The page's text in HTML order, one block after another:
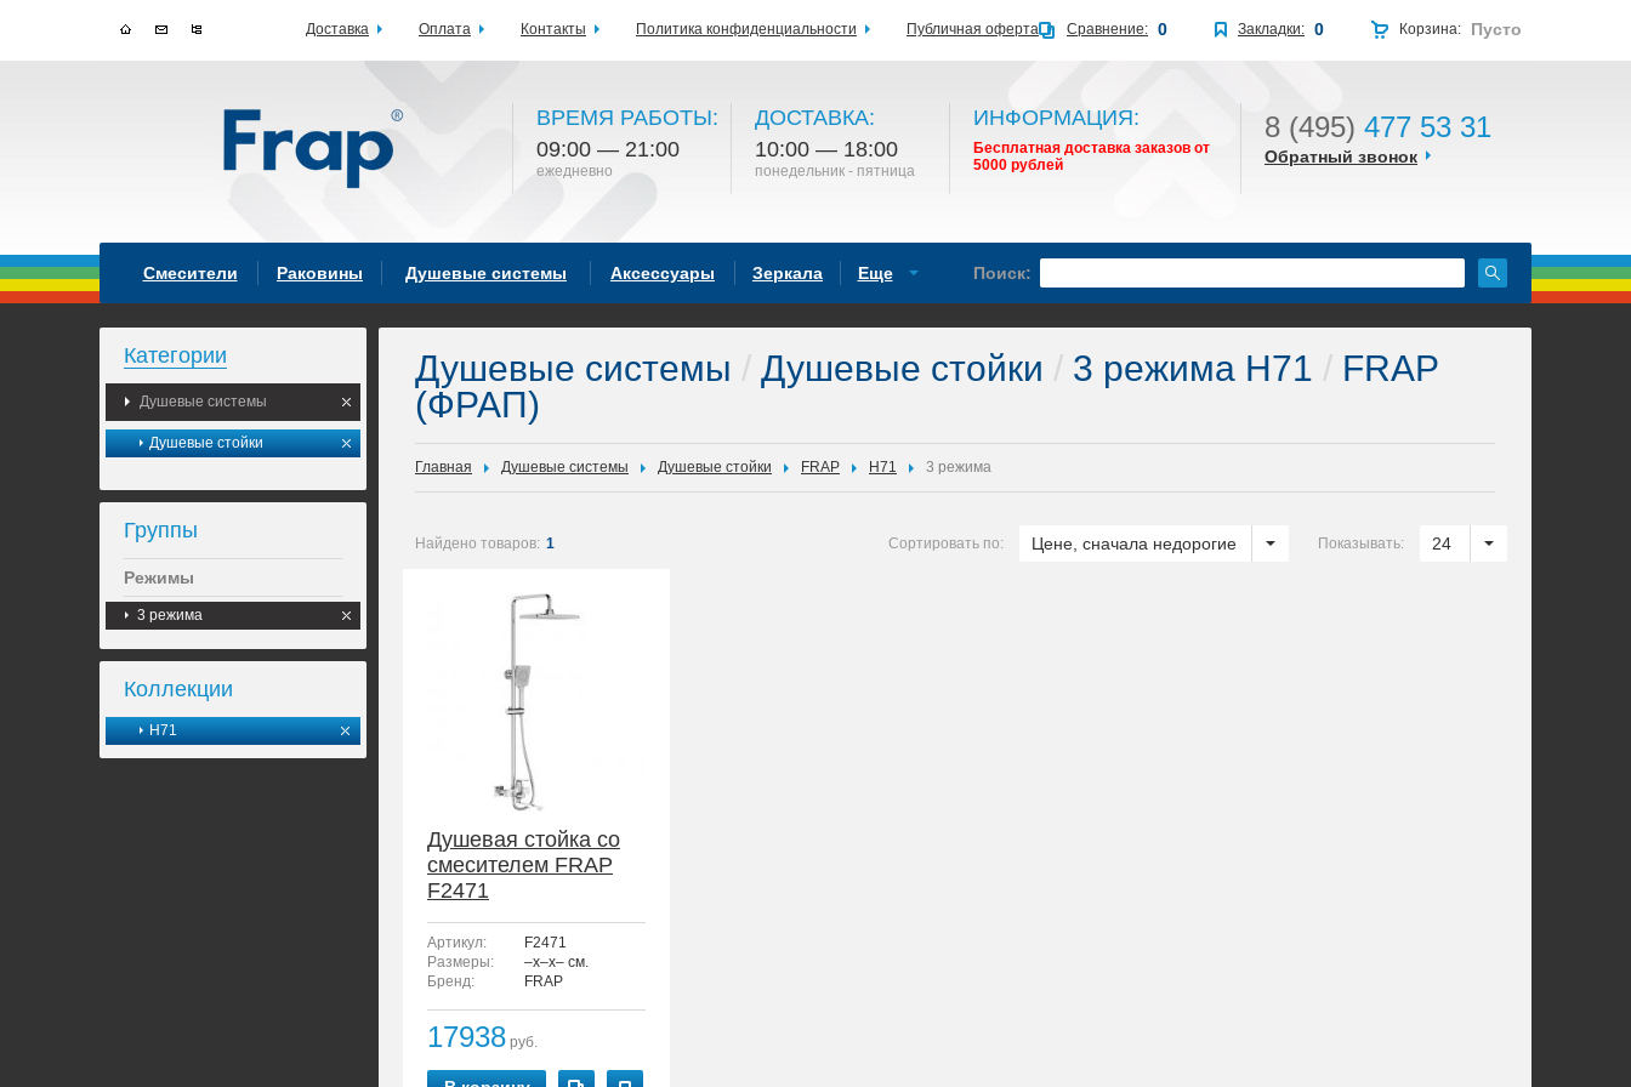
ВРЕМЯ РАБОТЫ:
09:00 — 21:00
ежедневно
ДОСТАВКА:
10:00 — 18:00
понедельник - пятница
ИНФОРМАЦИЯ:
Бесплатная доставка заказов от
5000 рублей
8 (495) 477 53 31
Обратный звонок
Смесители Раковины Душевые системы Аксессуары Зеркала Еще Поиск:
Категории
Душевые системы
Душевые стойки
Группы
Режимы
3 режима
Коллекции
H71
Душевые системы / Душевые стойки / 3 режима H71 / FRAP
(ФРАП)
Главная Душевые системы Душевые стойки FRAP H71 3 режима
Найдено товаров: 1 Показывать: 24
Сортировать по: Цене, сначала недорогие
Душевая стойка со
смесителем FRAP
F2471
Артикул:
F2471
Размеры:
–x–x– см.
Бренд:
FRAP
17938 руб.
Доставка Оплата Контакты Политика конфиденциальности Публичная оферта Корзина: Пусто
Закладки: 0
Сравнение: 0